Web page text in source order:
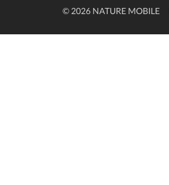
© 2026 NATURE MOBILE